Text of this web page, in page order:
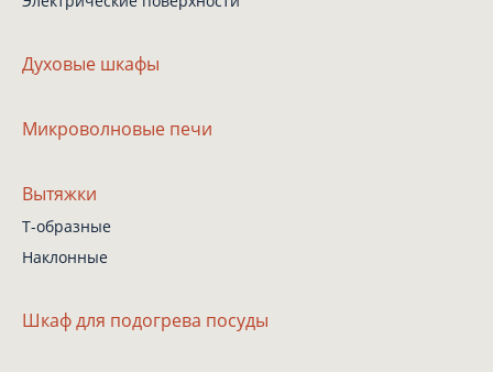
Духовые шкафы
Микроволновые печи
Вытяжки
Т-образные
Наклонные
Шкафдля подогрева посуды